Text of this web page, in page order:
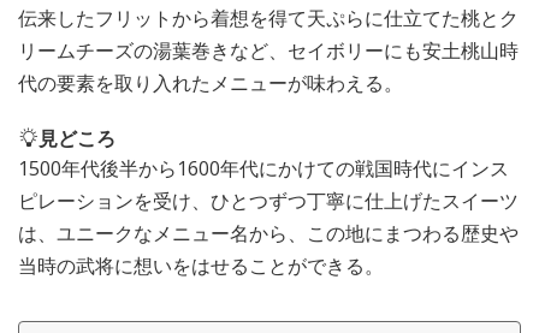
伝来したフリットから着想を得て天ぷらに仕立てた桃とク
リームチーズの湯葉巻きなど、セイボリーにも安土桃山時
代の要素を取り入れたメニューが味わえる。
見どころ
1500年代後半から1600年代にかけての戦国時代にインス
ピレーションを受け、ひとつずつ丁寧に仕上げたスイーツ
は、ユニークなメニュー名から、この地にまつわる歴史や
当時の武将に想いをはせることができる。